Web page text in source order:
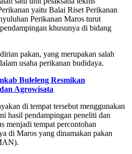
yaitu Balai Riset Perikanan
Perikanan Maros turut
khusunya di bidang
pakan, yang merupakan salah
usaha perikanan budidaya.
Buleleng Resmikan
Agrowisata
di tempat tersebut menggunakan
hasil pendampingan peneliti dan
menjadi tempat percontohan
di Maros yang dinamakan pakan